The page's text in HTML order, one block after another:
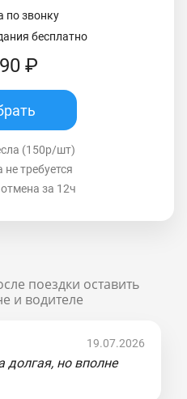
по звонку
бесплатно
₽
(150р/шт)
требуется
за 12ч
поездки оставить
и водителе
19.07.2026
долгая, но вполне